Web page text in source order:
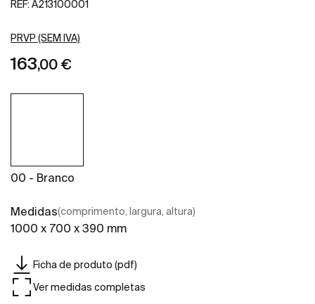
REF: A213100001
PRVP (SEM IVA)
163,00 €
00 - Branco
Medidas(comprimento, largura, altura)
1000 x 700 x 390 mm
Ficha de produto (pdf)
Ver medidas completas